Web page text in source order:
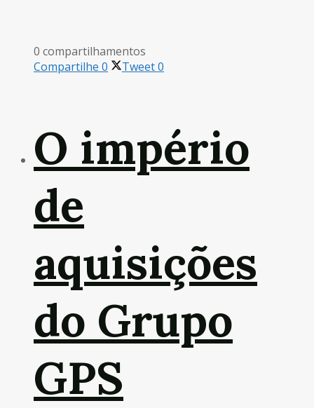
0 compartilhamentos
Compartilhe 0 Tweet0
O império
de
aquisições
do Grupo
GPS